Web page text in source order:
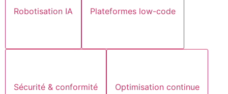
Robotisation IA Plateformes low-code
Sécurité & conformité Optimisation continue